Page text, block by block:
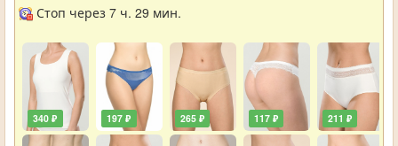
Стоп через 7 ч. 29 мин.
340 ₽ 197 ₽ 265 ₽ 117 ₽ 211 ₽